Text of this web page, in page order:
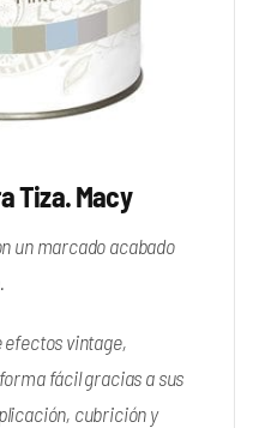
Tiza. Macy
un marcado acabado
vintage,
fácil gracias a sus
cubrición y